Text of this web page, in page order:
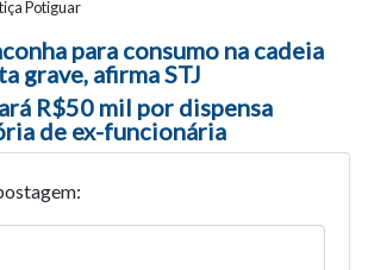
Potiguar
entre posts
para consumo na cadeia
grave, afirma STJ
R$50 mil por dispensa
de ex-funcionária